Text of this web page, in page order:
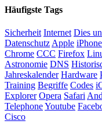
Häufigste Tags
Sicherheit Internet Dies
DatenschutzApple
Chrome CCC Firefox
Astronomie DNS
Jahreskalender Hardware
Training Begriffe Codes
Explorer Opera Safari
TelephoneYoutube
Cisco